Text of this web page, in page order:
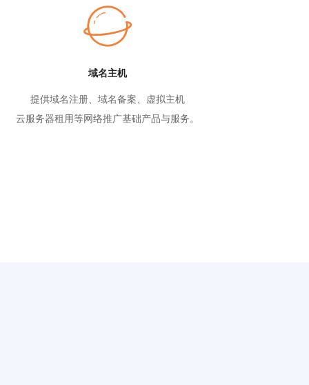
域名主机
提供域名注册、域名备案、虚拟主机
云服务器租用等网络推广基础产品与服务。